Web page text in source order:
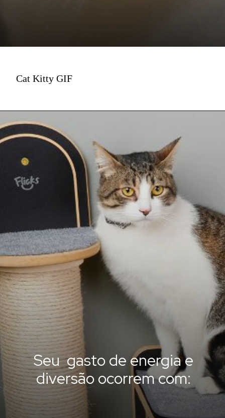
Cat Kitty GIF
Seu gasto de energia e
diversão ocorrem com: